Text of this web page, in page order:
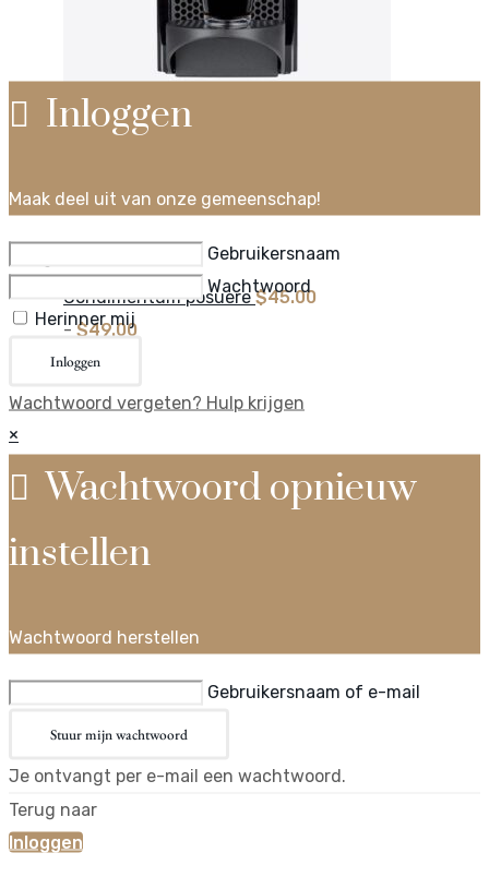
Condimentum posuere $45.00
- $49.00
tot
×
Inloggen
Maak deel uit van onze gemeenschap!
Gebruikersnaam
Wachtwoord
Herinner mij
Inloggen
Wachtwoord vergeten? Hulp krijgen
Wachtwoord opnieuw
instellen
Wachtwoord herstellen
Gebruikersnaam of e-mail
Stuur mijn wachtwoord
Je ontvangt per e-mail een wachtwoord.
Terug naar
Inloggen